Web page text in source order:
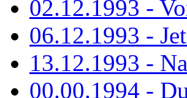
02.12.1993 -
06.12.1993 -
13.12.1993 -
00.00.1994 -